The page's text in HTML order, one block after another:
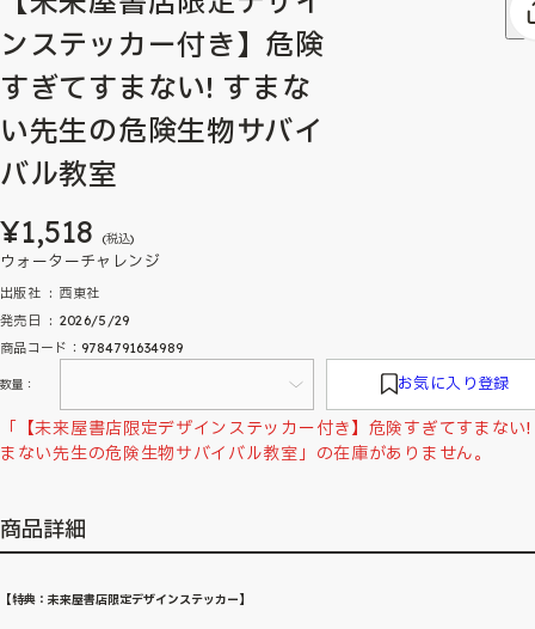
ンステッカー付き】危険
すぎてすまない! すまな
い先生の危険生物サバイ
バル教室
¥1,518 (税込)
ウォーターチャレンジ
出版社 ‏ : ‎ 西東社
発売日 ‏ : ‎ 2026/5/29
商品コード：9784791634989
数量： お気に入り登録
「【未来屋書店限定デザインステッカー付き】危険すぎてすまない
まない先生の危険生物サバイバル教室」の在庫がありません。
商品詳細
【特典：未来屋書店限定デザインステッカー】